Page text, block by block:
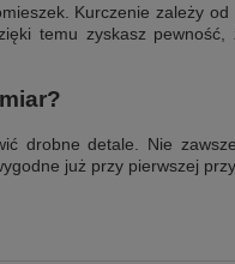
Kurczenie zależy
temu zyskasz
drobne detale. Nie
już przy pierwszej